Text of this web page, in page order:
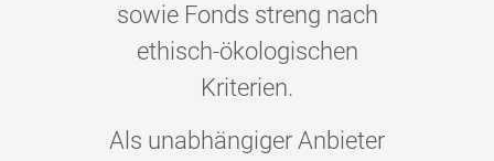
sowie Fonds streng nach
ethisch-ökologischen
Kriterien.
Als unabhängiger Anbieter